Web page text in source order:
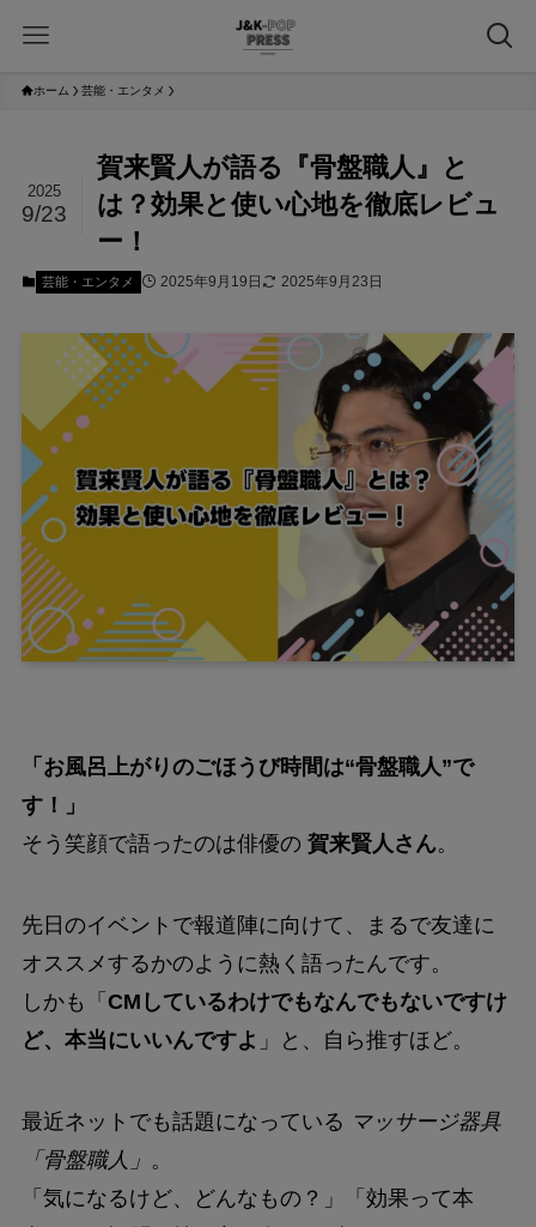
ホーム 芸能・エンタメ
賀来賢人が語る『骨盤職人』と
は？効果と使い心地を徹底レビュ
ー！
2025
9/23
芸能・エンタメ 2025年9月19日 2025年9月23日
「お風呂上がりのごほうび時間は“骨盤職人”で
す！」
そう笑顔で語ったのは俳優の 賀来賢人さん。
先日のイベントで報道陣に向けて、まるで友達に
オススメするかのように熱く語ったんです。
しかも「 CMしているわけでもなんでもないですけ
ど、本当にいいんですよ 」と、自ら推すほど。
最近ネットでも話題になっている マッサージ器具
「骨盤職人」 。
「気になるけど、どんなもの？」「効果って本